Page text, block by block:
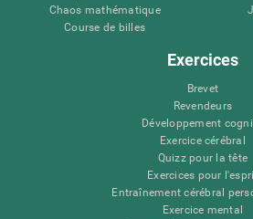
Chaos mathématique
Course de billes
Exercices
Brevet
Revendeurs
Développement
Exercice cérébral
Quizz pour la tête
Exercices pour
Entraînement cérébral
Exercice mental